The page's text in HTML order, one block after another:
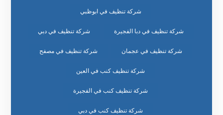
شركة تنظيف في ابوظبي
شركة تنظيف في دبا الفجيرة شركة تنظيف في دبي
شركة تنظيف في عجمان شركة تنظيف في مصفح
شركة تنظيف كنب في العين
شركة تنظيف كنب في الفجيرة
شركة تنظيف كنب في دبي